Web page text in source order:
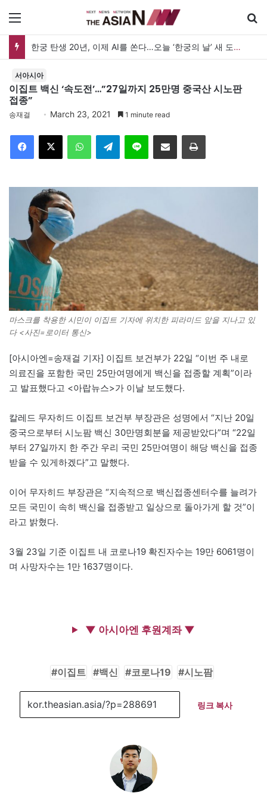
한궁 탄생 20년, 이제 AI를 쏜다…오늘 ‘한궁의 날’ 새 도약 선언
서아시아
이집트 백신 ‘속도전’…”27일까지 25만명 중국산 시노판
접종”
송재걸 March 23, 2021 1 minute read
Telegram 이메일
마스크를 착용한 시민이 이집트 기자에 위치한 피라미드 앞을 지나고 있
다 <사진=로이터 통신>
[아시아엔=송재걸 기자] 이집트 보건부가 22일 “이번 주 내로
의료진을 포함한 국민 25만여명에게 백신을 접종할 계획”이라
고 발표했다고 <아랍뉴스>가 이날 보도했다.
칼레드 무자히드 이집트 보건부 부장관은 성명에서 “지난 20일
중국으로부터 시노팜 백신 30만명회분을 제공받았다”며 “22일
부터 27일까지 한 주간 우리 국민 25만여명이 해당 백신을 접종
받을 수 있게하겠다”고 말했다.
이어 무자히드 부장관은 “지속적으로 백신접종센터수를 늘려가
모든 국민이 속히 백신을 접종받고 일상으로 돌아가게 할 것”이
라고 밝혔다.
3월 23일 기준 이집트 내 코로나19 확진자수는 19만 6061명이
며 사망자수는 1만 1637명이다.
▼ 아시아엔 후원계좌 ▼
이집트 백신 코로나19 시노팜
링크 복사